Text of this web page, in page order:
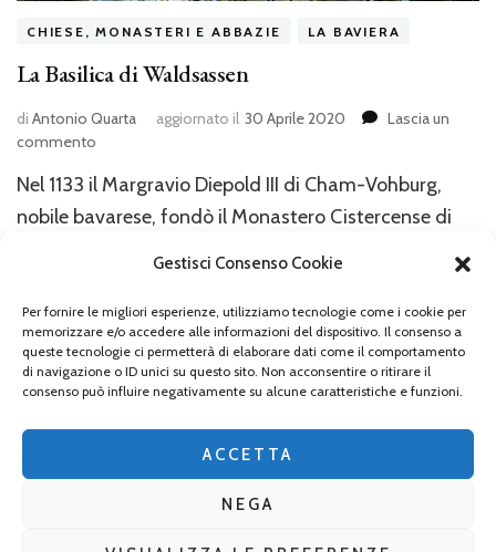
Gestisci Consenso Cookie
Per fornire le migliori esperienze, utilizziamo tecnologie come i cookie per
memorizzare e/o accedere alle informazioni del dispositivo. Il consenso a
queste tecnologie ci permetterà di elaborare dati come il comportamento
di navigazione o ID unici su questo sito. Non acconsentire o ritirare il
consenso può influire negativamente su alcune caratteristiche e funzioni.
ACCETTA
NEGA
CHIESE, MONASTERI E ABBAZIE LA BAVIERA
La Basilica di Waldsassen
di Antonio Quarta aggiornato il 30 Aprile 2020
Lascia un
commento
Basilica
di
Nel 1133 il Margravio Diepold III di Cham-Vohburg,
nobile bavarese, fondò il Monastero Cistercense di
dall’Abbazia di Volkenroda in Turingia e nello stesso
secolo fondarono altri monasteri a Bronnbach
(Baden Württemberg), Walderbach (Baviera ) e in
Repubblica Ceca (Ossegg). La leggenda della sua